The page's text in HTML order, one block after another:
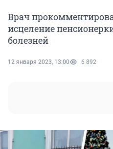
Врач
исцеление
болезней
12 января 2023, 13:00 6 892